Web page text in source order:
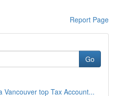
Report Page
Go
Vancouver top Tax Account...